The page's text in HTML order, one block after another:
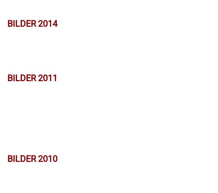
BILDER 2014
BILDER 2011
BILDER 2010